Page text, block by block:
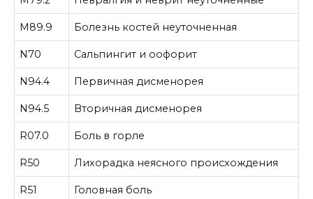
M89.9 Болезнь костей неуточненная
N70 Сальпингит и оофорит
N94.4 Первичная дисменорея
N94.5 Вторичная дисменорея
R07.0 Боль в горле
R50 Лихорадка неясного происхождения
R51 Головная боль